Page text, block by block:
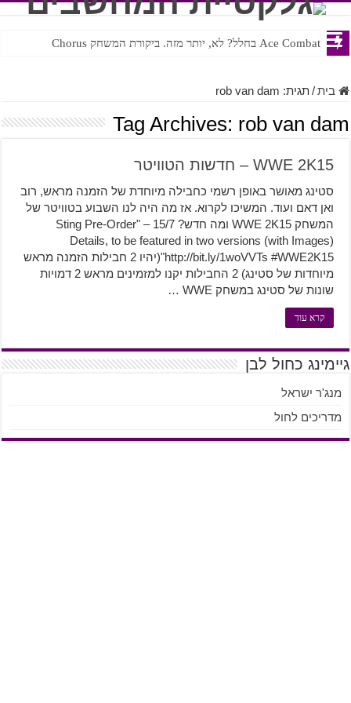
Ace Combat בחלל? לא, יותר מזה. ביקורת המשחק Chorus
Steven Universe והשירים שתורגמו בצורה נוראית לעברית
בית/תגית: rob van dam
Tag Archives: rob van dam
WWE 2K15 – חדשות הטוויטר
סטינג מאושר באופן רשמי כחבילה מיוחדת של הזמנה מראש, רוב
ואן דאם ועוד. המשיכו לקרוא. אז מה היה לנו השבוע בטוויטר של
המשחק WWE 2K15 ומה חדש? 15/7 – "Sting Pre-Order
Details, to be featured in two versions (with Images)
http://bit.ly/1woVVTs #WWE2K15"(יהיו 2 חבילות הזמנה מראש
מיוחדות של סטינג) 2 החבילות יקנו למזמינים מראש 2 דמויות
שונות של סטינג במשחק WWE …
קרא עוד
גיימינג כחול לבן
מנג'ר ישראל
מדריכים לחול